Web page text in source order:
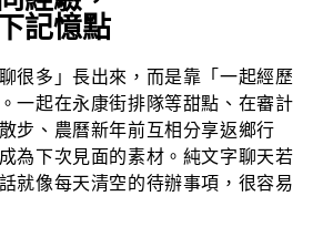
記憶點
很多」長出來，而是靠「一起經歷
一起在永康街排隊等甜點、在審計
步、農曆新年前互相分享返鄉行
為下次見面的素材。純文字聊天若
就像每天清空的待辦事項，很容易